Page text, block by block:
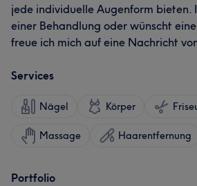
jede individuelle Augenform bieten.
einer Behandlung oder wünscht
freue ich mich auf eine Nachricht
Services
Nägel Körper
Massage Haarentfernung
Portfolio